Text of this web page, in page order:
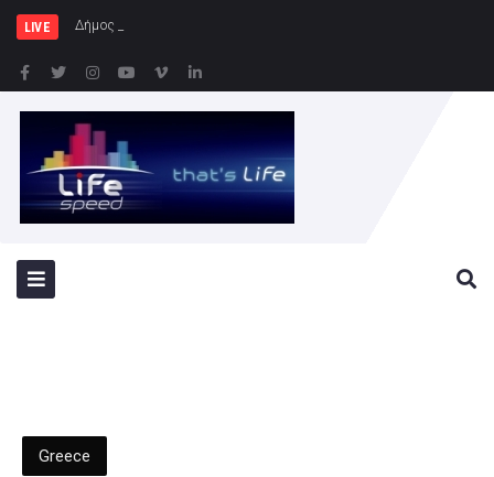
LIVE Δήμος Πατρέων : Τα παιδιά τω
Greece